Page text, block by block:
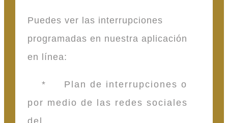
Puedes ver las interrupciones
programadas en nuestra aplicación
en línea:
* Plan de interrupciones o
por medio de las redes sociales
del